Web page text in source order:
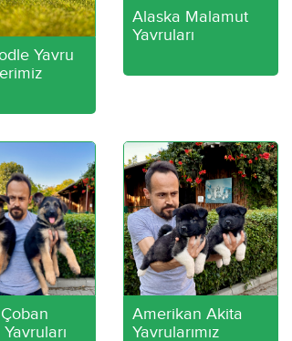
Yavru
Alaska Malamut
Yavruları
Amerikan Akita
Yavrularımız